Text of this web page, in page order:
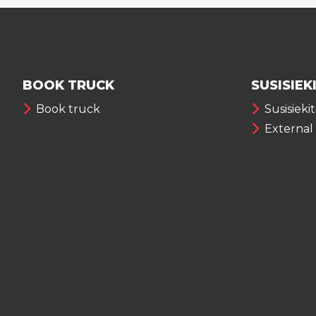
BOOK TRUCK
Book truck
External